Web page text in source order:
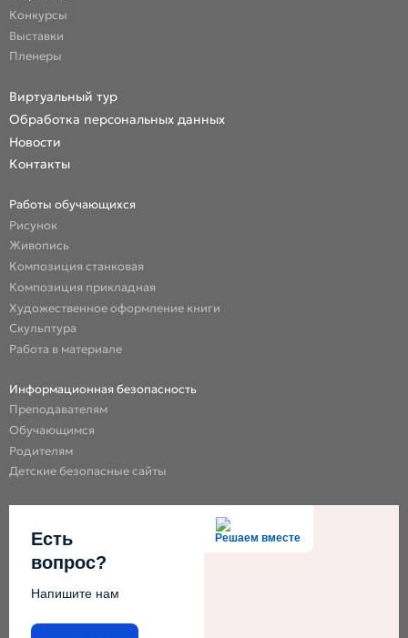
Конкурсы
Выставки
Пленеры
Виртуальный тур
Обработка персональных данных
Новости
Контакты
Работы обучающихся
Рисунок
Живопись
Композиция станковая
Композиция прикладная
Художественное оформление книги
Скульптура
Работа в материале
Информационная безопасность
Преподавателям
Обучающимся
Родителям
Детские безопасные сайты
Решаем вместе
Есть
вопрос?
Напишите нам